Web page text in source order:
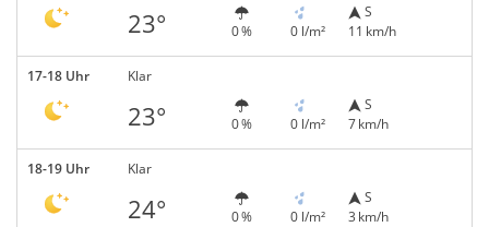
23° 0 % 0 l/m²
S
11 km/h
17-18 Uhr Klar
23° 0 % 0 l/m²
S
7 km/h
18-19 Uhr Klar
24° 0 % 0 l/m²
S
3 km/h